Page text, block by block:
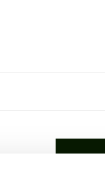
Wil je